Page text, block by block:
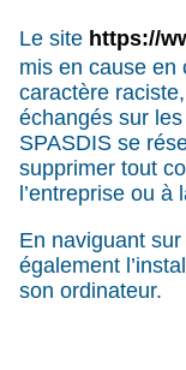
Le site https://
mis en cause en
caractère
échangés sur
SPASDIS se
supprimer tout
l’entreprise ou
En naviguant
également
son ordinateur.